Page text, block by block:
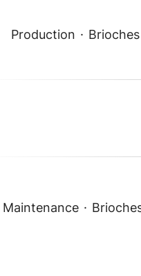
Production ·
Maintenance ·